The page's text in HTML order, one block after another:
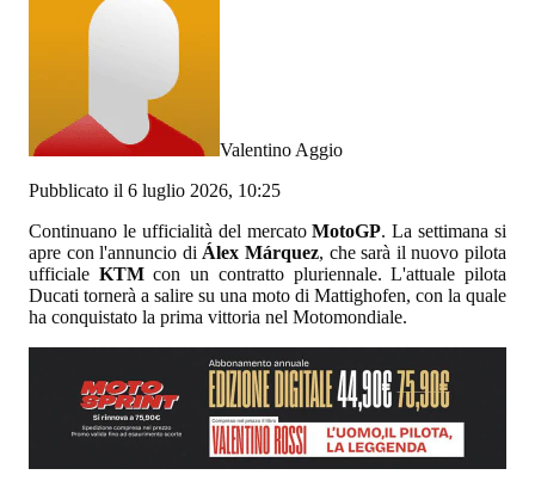
Valentino Aggio
Pubblicato il 6 luglio 2026, 10:25
Continuano le ufficialità del mercatoMotoGP. La settimana si
apre con l'annuncio di Álex Márquez, che sarà il nuovo pilota
ufficiale KTMcon un contratto pluriennale. L'attuale pilota
Ducati tornerà a salire su una moto di Mattighofen, con la quale
ha conquistato la prima vittoria nel Motomondiale.